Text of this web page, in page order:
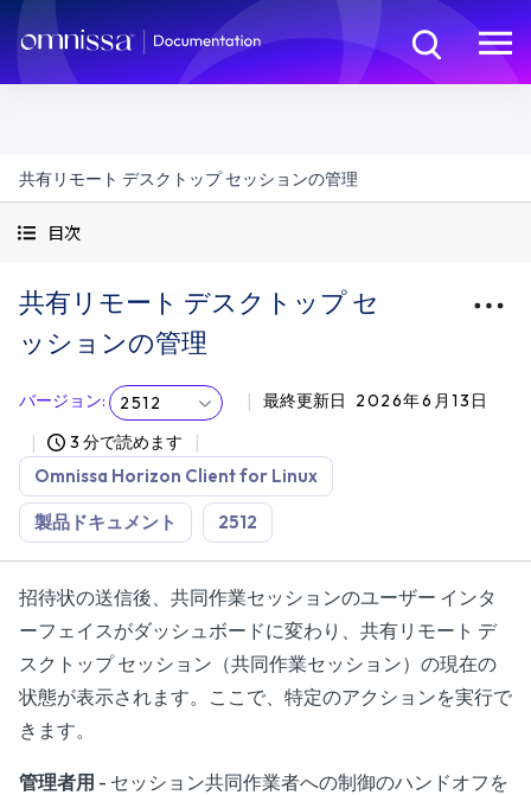
共有リモート デスクトップ セッションの管理
目次
共有リモート デスクトップ セ
ッションの管理
バージョン: 2512 最終更新日
2026年6月13日
3 分で読めます
Omnissa Horizon Client for Linux
製品ドキュメント 2512
招待状の送信後、共同作業セッションのユーザー インタ
ーフェイスがダッシュボードに変わり、共有リモート デ
スクトップ セッション（共同作業セッション）の現在の
状態が表示されます。ここで、特定のアクションを実行で
きます。
管理者用 - セッション共同作業者への制御のハンドオフを